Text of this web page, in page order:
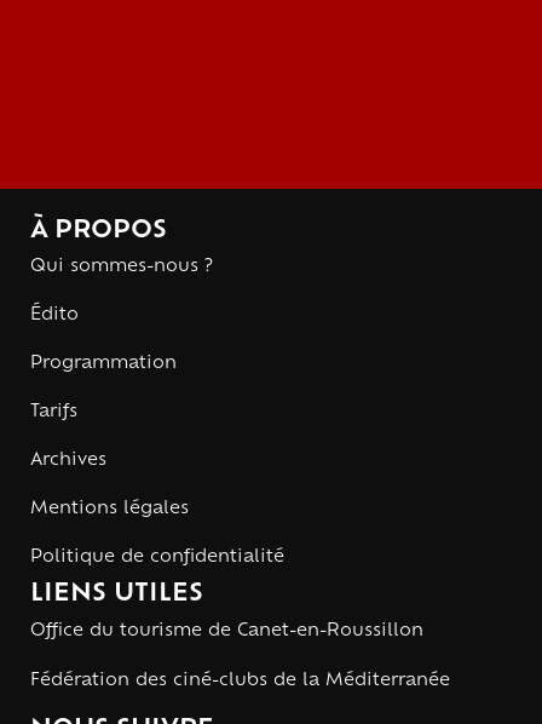
À PROPOS
Qui sommes-nous ?
Édito
Programmation
Tarifs
Archives
Mentions légales
Politique de confidentialité
LIENS UTILES
Office du tourisme de Canet-en-Roussillon
Fédération des ciné-clubs de la Méditerranée